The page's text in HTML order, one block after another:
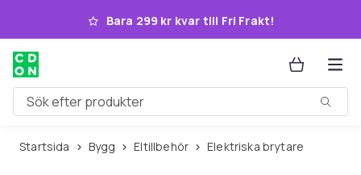
Hoppa till huvudinnehållet
Bara 299 kr kvar till Fri Frakt!
Sök efter produkter
Startsida Bygg Eltillbehör Elektriska brytare